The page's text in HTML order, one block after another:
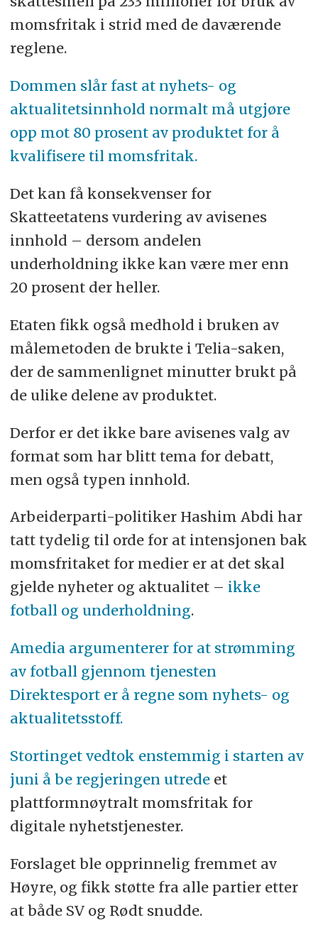
momsfritak i strid med de daværende
reglene.
Dommen slår fast at nyhets- og
aktualitetsinnhold normalt må utgjøre
opp mot 80 prosent av produktet for å
kvalifisere til momsfritak.
Det kan få konsekvenser for
Skatteetatens vurdering av avisenes
innhold – dersom andelen
underholdning ikke kan være mer enn
20 prosent der heller.
Etaten fikk også medhold i bruken av
målemetoden de brukte i Telia-saken,
der de sammenlignet minutter brukt på
de ulike delene av produktet.
Derfor er det ikke bare avisenes valg av
format som har blitt tema for debatt,
men også typen innhold.
Arbeiderparti-politiker Hashim Abdi har
tatt tydelig til orde for at intensjonen bak
momsfritaket for medier er at det skal
gjelde nyheter og aktualitet – ikke
fotball og underholdning.
Amedia argumenterer for at strømming
av fotball gjennom tjenesten
Direktesport er å regne som nyhets- og
aktualitetsstoff.
Stortinget vedtok enstemmig i starten av
juni å be regjeringen utredeet
plattformnøytralt momsfritak for
digitale nyhetstjenester.
Forslaget ble opprinnelig fremmet av
Høyre, og fikk støtte fra alle partier etter
at både SV og Rødt snudde.